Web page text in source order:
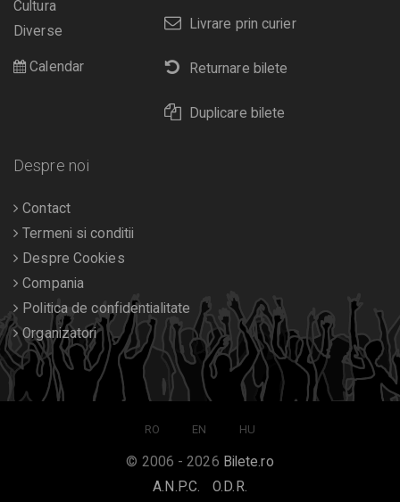
Livrare prin curier
Returnare bilete
Duplicare bilete
Cultura
Diverse
Calendar
Despre noi
Contact
Termeni si conditii
Despre Cookies
Compania
Politica de confidentialitate
Organizatori
RO EN HU
© 2006 - 2026 Bilete.ro
A.N.P.C.
O.D.R.